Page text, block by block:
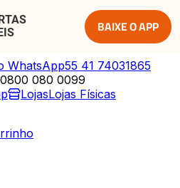
BAIXE O APP
WhatsApp55 41 74031865
0800 080 0099
LojasLojas Físicas